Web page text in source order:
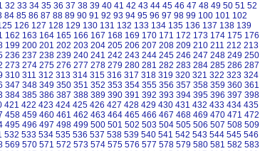
32 33 34 35 36 37 38 39 40 41 42 43 44 45 46 47 48 49 50 51 52
84 85 86 87 88 89 90 91 92 93 94 95 96 97 98 99 100 101 102
126 127 128 129 130 131 132 133 134 135 136 137 138 139
162 163 164 165 166 167 168 169 170 171 172 173 174 175 176
199 200 201 202 203 204 205 206 207 208 209 210 211 212 213
236 237 238 239 240 241 242 243 244 245 246 247 248 249 250
273 274 275 276 277 278 279 280 281 282 283 284 285 286 287
310 311 312 313 314 315 316 317 318 319 320 321 322 323 324
347 348 349 350 351 352 353 354 355 356 357 358 359 360 361
384 385 386 387 388 389 390 391 392 393 394 395 396 397 398
421 422 423 424 425 426 427 428 429 430 431 432 433 434 435
458 459 460 461 462 463 464 465 466 467 468 469 470 471 472
495 496 497 498 499 500 501 502 503 504 505 506 507 508 509
532 533 534 535 536 537 538 539 540 541 542 543 544 545 546
569 570 571 572 573 574 575 576 577 578 579 580 581 582 583